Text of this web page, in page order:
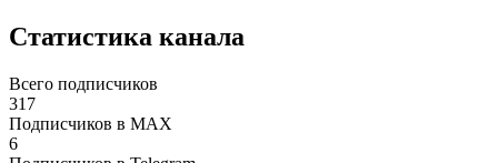
Статистика канала
Всего подписчиков
317
Подписчиков в MAX
6